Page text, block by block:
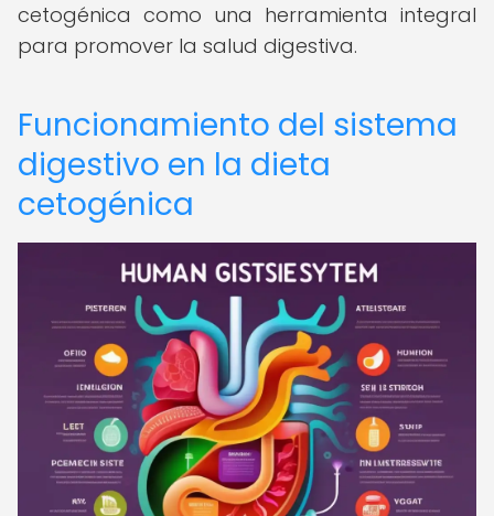
cetogénica como una herramienta integral
para promover la salud digestiva.
Funcionamiento del sistema
digestivo en la dieta
cetogénica